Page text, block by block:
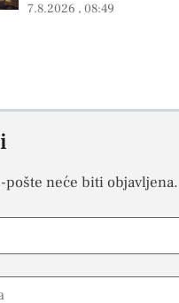
7.8.2026 08:49
pošte neće biti objavljena.